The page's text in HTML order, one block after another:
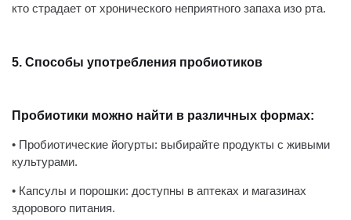
кто страдает от хронического неприятного запаха изо рта.
5. Способы употребления пробиотиков
Пробиотики можно найти в различных формах:
• Пробиотические йогурты: выбирайте продукты с живыми
культурами.
• Капсулы и порошки: доступны в аптеках и магазинах
здорового питания.